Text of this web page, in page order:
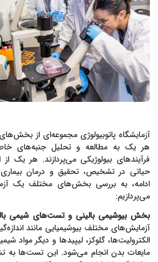
آزمایشگاه پاتوبیولوژی مجموعه‌ای از
هر یک به مطالعه و تحلیل جنبه‌های
فرآیندهای بیولوژیکی می‌پردازند. هر
حیاتی در تشخیص، تحقیق و درمان
ادامه، به بررسی بخش‌های مختلف یک
می‌پردازیم:
بخش بیوشیمی بالینی وتست‌های شیمی
آزمایش‌های مختلف بیوشیمیایی مانند
الکترولیت‌ها، گلوکز، لیپیدها و دیگر مواد
مایعات بدن انجام می‌شود. این تست‌ها به